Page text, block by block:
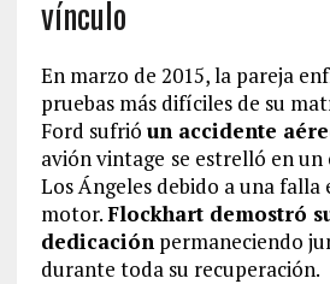
vínculo
En marzo de 2015, la pareja
pruebas más difíciles de su
Ford sufrió un accidente
avión vintage se estrelló en
Los Ángeles debido a una falla
motor.Flockhart demostró
dedicación permaneciendo
durante toda su recuperación.